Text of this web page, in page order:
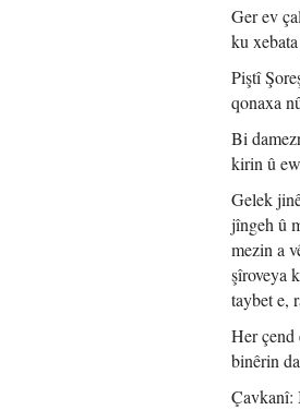
Ger ev
ku
Piştî
qonaxa
Bi
kirin û
Gelek
jîngeh û
mezin a
şîroveya
taybet e,
Her çend
binêrin
Çavkanî: